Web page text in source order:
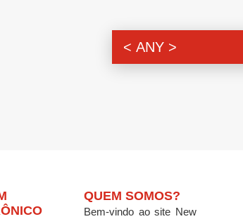
QUEM SOMOS?
Bem-vindo ao site New